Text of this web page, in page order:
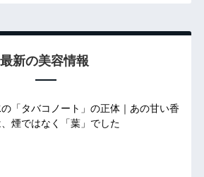
最新の美容情報
「タバコノート」の正体｜あの甘い香
、煙ではなく「葉」でした